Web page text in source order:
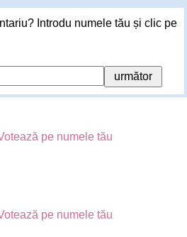
Introdu numele tău și clic pe
pe numele tău
pe numele tău